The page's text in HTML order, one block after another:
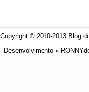
Copyright © 2010-2013 Blog
Desenvolvimento »